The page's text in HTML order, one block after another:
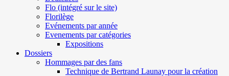
Flo (intégré sur le site)
Florilège
Evénements par année
Evenements par catégories
Expositions
Dossiers
Hommages par des fans
Technique de Bertrand Launay pour la création